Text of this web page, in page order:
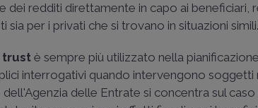
dei redditi direttamente in capo ai
sia per i privati che si trovano in situazioni simili.
trust è sempre più utilizzato nella
interrogativi quando intervengono soggetti
dell'Agenzia delle Entrate si concentra sul caso